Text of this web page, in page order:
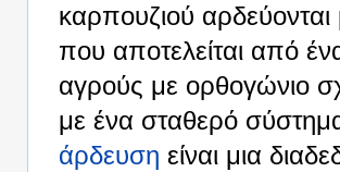
καρπουζιού
που αποτελείται από
αγρούς με ορθογώνιο
με ένα σταθερό
άρδευση είναι μια